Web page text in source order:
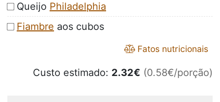
Queijo Philadelphia
Fiambre aos cubos
Fatos nutricionais
Custo estimado: 2.32€ (0.58€/porção)